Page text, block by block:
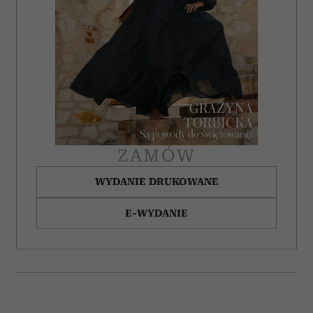
korzystasz z naszej witryny, udostępniamy partnerom
społecznościowym, reklamowym i analitycznym.
Partnerzy mogą połączyć te informacje z innymi danymi
otrzymanymi od Ciebie lub uzyskanymi podczas
korzystania z ich usług.
ZAMÓW
WYDANIE DRUKOWANE
E-WYDANIE